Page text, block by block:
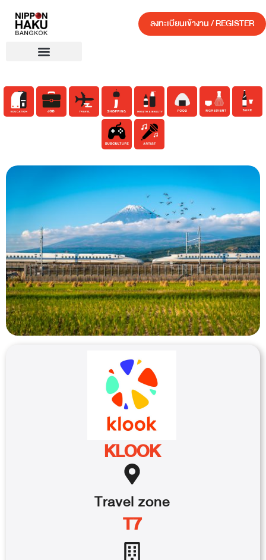
ลงทะเบียนเข้างาน / REGISTER
KLOOK
Travelzone
T7